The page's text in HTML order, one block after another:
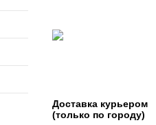
Доставка курьером
(только по городу)